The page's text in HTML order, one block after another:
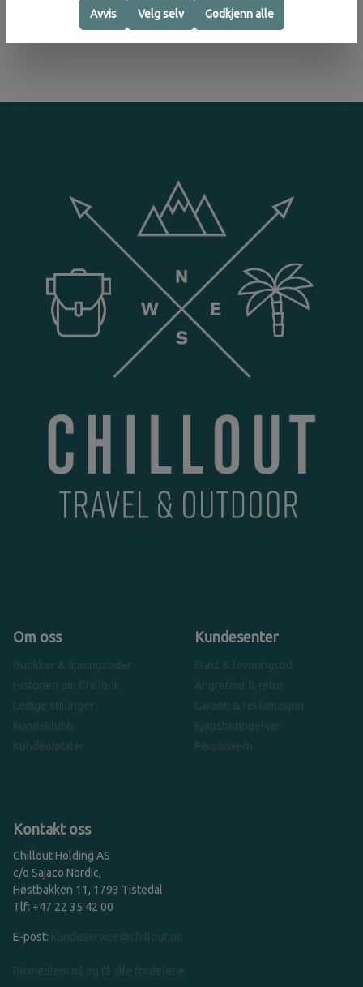
Om oss
Butikker & åpningstider
Historien om Chillout
Ledige stillinger
Kundeklubb
Kundeomtaler
Kundesenter
Frakt & leveringstid
Angrefrist & retur
Garanti & reklamasjon
Kjøpsbetingelser
Personvern
Kontakt oss
Chillout Holding AS
c/o Sajaco Nordic,
Høstbakken 11, 1793 Tistedal
Tlf: +47 22 35 42 00
E-post: kundeservice@chillout.no
Bli medlem nå og få alle fordelene
Avvis Velg selv Godkjenn alle